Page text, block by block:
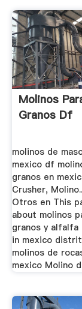
Molinos
Granos Df
molinos de
mexico df
granos en
Crusher,
Otros en This
about molinos
granos y alfalfa
in mexico
molinos de
mexico Molino